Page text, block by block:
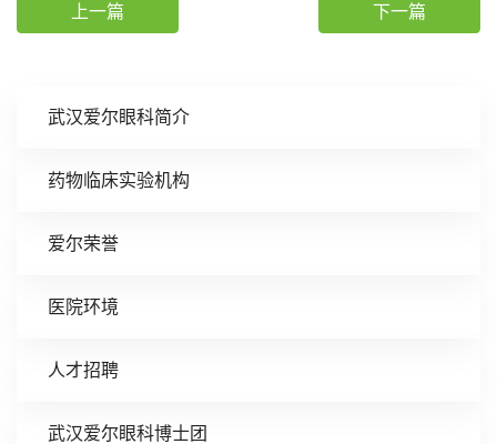
武汉爱尔眼科简介
药物临床实验机构
爱尔荣誉
医院环境
人才招聘
武汉爱尔眼科博士团
上一篇 下一篇